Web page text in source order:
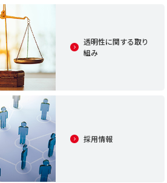
透明性に関する取り
組み
採用情報